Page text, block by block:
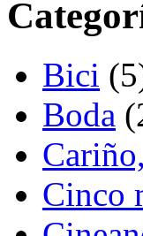
Bici
Boda
Cinco